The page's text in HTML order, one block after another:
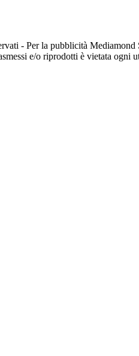
- Per la pubblicità
e/o riprodotti è vietata ogni